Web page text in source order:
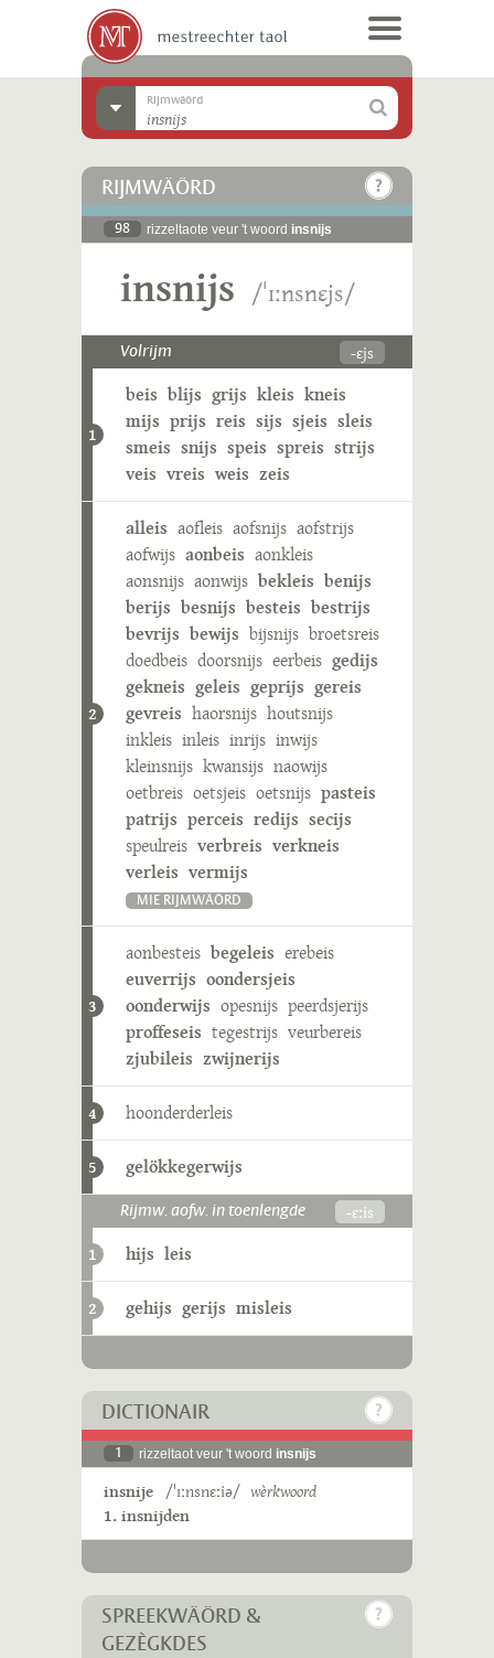
Rijmwäörd
RIJMWÄÖRD
98 rizzeltaote veur 't woord insnijs
insnijs /ˈɪːnsnɛjs/
Volrijm -ɛjs
1
beis blijs grijs kleis kneis
mijs prijs reis sijs sjeis sleis
smeis snijs speis spreis strijs
veis vreis weis zeis
2
alleis aofleis aofsnijs aofstrijs
aofwijs aonbeis aonkleis
aonsnijs aonwijs bekleis benijs
berijs besnijs besteis bestrijs
bevrijs bewijs bijsnijs broetsreis
doedbeis doorsnijs eerbeis gedijs
gekneis geleis geprijs gereis
gevreis haorsnijs houtsnijs
inkleis inleis inrijs inwijs
kleinsnijs kwansijs naowijs
oetbreis oetsjeis oetsnijs pasteis
patrijs perceis redijs secijs
speulreis verbreis verkneis
verleis vermijs
MIE RIJMWÄÖRD
3
aonbesteis begeleis erebeis
euverrijs oondersjeis
oonderwijs opesnijs peerdsjerijs
proffeseis tegestrijs veurbereis
zjubileis zwijnerijs
4 hoonderderleis
5 gelökkegerwijs
Rijmw. aofw. in toenlengde -ɛːis
1 hijs leis
2 gehijs gerijs misleis
DICTIONAIR
1 rizzeltaot veur 't woord insnijs
insnije /ˈɪːnsnɛːiə/ wèrkwoord
1. insnijden
SPREEKWÄÖRD &
GEZÈGKDES